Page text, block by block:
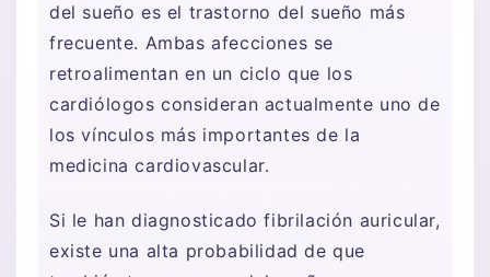
del sueño es el trastorno del sueño más
frecuente. Ambas afecciones se
retroalimentan en un ciclo que los
cardiólogos consideran actualmente uno de
los vínculos más importantes de la
medicina cardiovascular.
Si le han diagnosticado fibrilación auricular,
existe una alta probabilidad de que